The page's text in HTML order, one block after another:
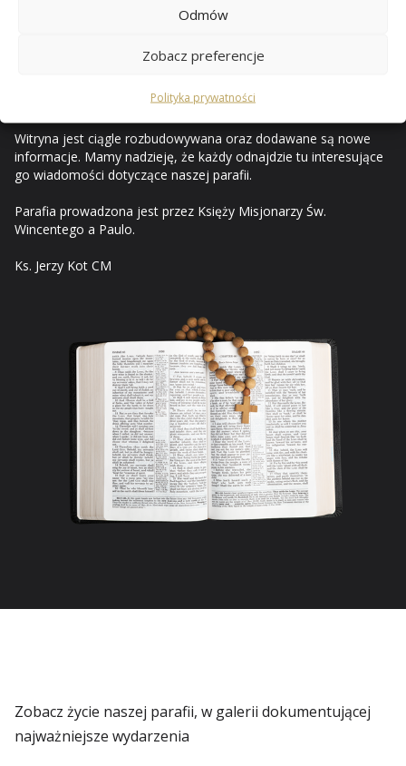
Odmów
Zobacz preferencje
Polityka prywatności
stronach internetowych życie naszej rodziny parafialnej. Za
pośrednictwem internetu prezentuję ważniejsze wydarzenia z
stały się parafialnym pamiętnikiem.
Witryna jest ciągle rozbudowywana oraz dodawane są nowe
informacje. Mamy nadzieję, że każdy odnajdzie tu interesujące
go wiadomości dotyczące naszej parafii.
Parafia prowadzona jest przez Księży Misjonarzy Św.
Wincentego a Paulo.
Ks. Jerzy Kot CM
Zobacz życie naszej parafii, w galerii dokumentującej
najważniejsze wydarzenia